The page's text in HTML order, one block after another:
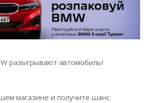
разыгрывают автомобиль!
магазине и получите шанс